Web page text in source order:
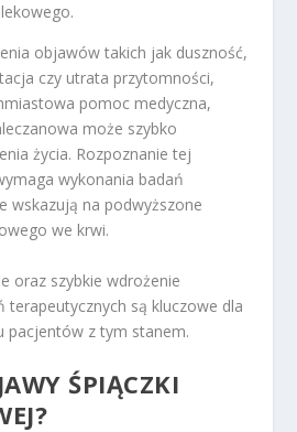
objawów takich jak duszność,
czy utrata przytomności,
pomoc medyczna,
może szybko
życia. Rozpoznanie tej
wykonania badań
wskazują na podwyższone
we krwi.
oraz szybkie wdrożenie
terapeutycznych są kluczowe dla
pacjentów z tym stanem.
ŚPIĄCZKI